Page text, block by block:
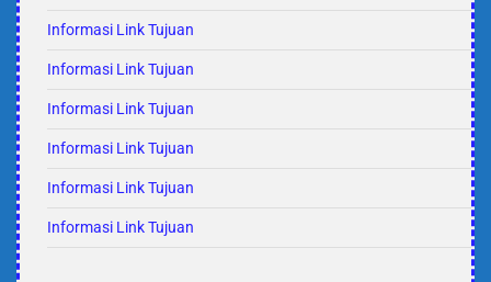
Informasi Link Tujuan
Informasi Link Tujuan
Informasi Link Tujuan
Informasi Link Tujuan
Informasi Link Tujuan
Informasi Link Tujuan